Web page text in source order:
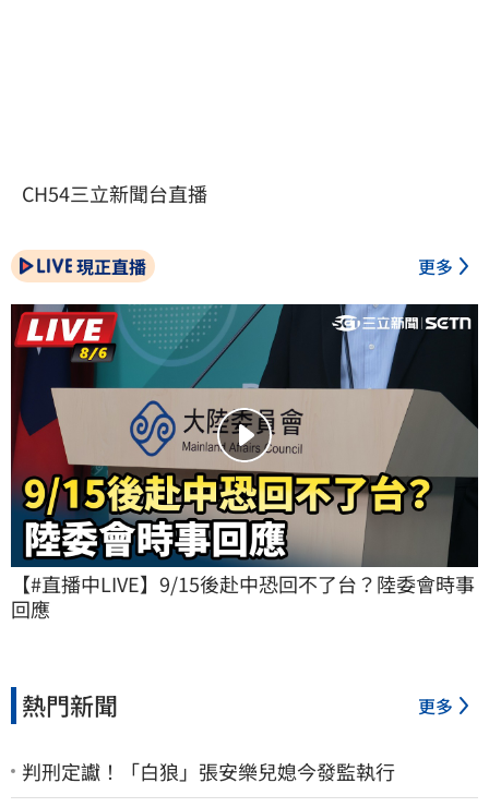
CH54三立新聞台直播
現正直播 更多
【#直播中LIVE】9/15後赴中恐回不了台？陸委會時事
回應
熱門新聞 更多
判刑定讞！「白狼」張安樂兒媳今發監執行